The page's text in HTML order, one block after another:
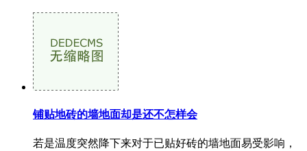
铺贴地砖的墙地面却是还不怎样会
若是温度突然降下来对于已贴好砖的墙地面易受影响，